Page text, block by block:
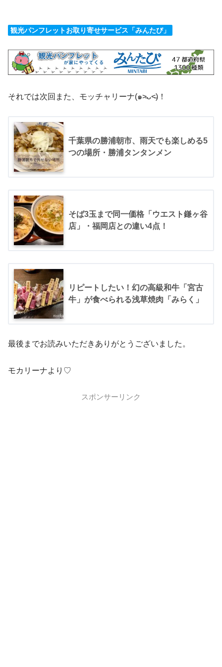
観光パンフレットお取り寄せサービス「みんたび」
それでは次回また、モッチャリーナ(๑˃̵ᴗ˂̵)！
千葉県の勝浦朝市、雨天でも楽しめる5
つの場所・勝浦タンタンメン
そば3玉まで同一価格「ウエスト鎌ヶ谷
店」・福岡店との違い4点！
リピートしたい！幻の高級和牛「宮古
牛」が食べられる浅草焼肉「みらく」
最後までお読みいただきありがとうございました。
モカリーナより♡
スポンサーリンク